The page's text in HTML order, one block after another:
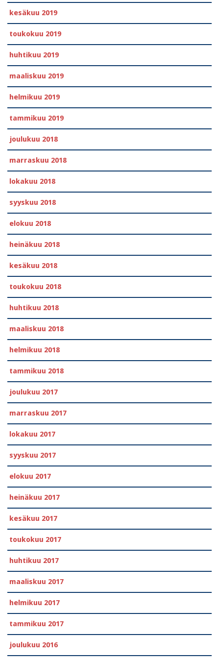
kesäkuu 2019
toukokuu 2019
huhtikuu 2019
maaliskuu 2019
helmikuu 2019
tammikuu 2019
joulukuu 2018
marraskuu 2018
lokakuu 2018
syyskuu 2018
elokuu 2018
heinäkuu 2018
kesäkuu 2018
toukokuu 2018
huhtikuu 2018
maaliskuu 2018
helmikuu 2018
tammikuu 2018
joulukuu 2017
marraskuu 2017
lokakuu 2017
syyskuu 2017
elokuu 2017
heinäkuu 2017
kesäkuu 2017
toukokuu 2017
huhtikuu 2017
maaliskuu 2017
helmikuu 2017
tammikuu 2017
joulukuu 2016